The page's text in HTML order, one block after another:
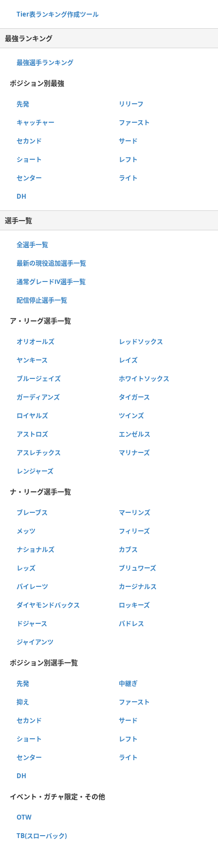
Tier表ランキング作成ツール
最強ランキング
最強選手ランキング
ポジション別最強
先発 リリーフ
キャッチャー ファースト
セカンド サード
ショート レフト
センター ライト
DH
選手一覧
全選手一覧
最新の現役追加選手一覧
通常グレードⅣ選手一覧
配信停止選手一覧
ア・リーグ選手一覧
オリオールズ レッドソックス
ヤンキース レイズ
ブルージェイズ ホワイトソックス
ガーディアンズ タイガース
ロイヤルズ ツインズ
アストロズ エンゼルス
アスレチックス マリナーズ
レンジャーズ
ナ・リーグ選手一覧
ブレーブス マーリンズ
メッツ フィリーズ
ナショナルズ カブス
レッズ ブリュワーズ
パイレーツ カージナルス
ダイヤモンドバックス ロッキーズ
ドジャース パドレス
ジャイアンツ
ポジション別選手一覧
先発 中継ぎ
抑え ファースト
セカンド サード
ショート レフト
センター ライト
DH
イベント・ガチャ限定・その他
OTW
TB(スローバック)